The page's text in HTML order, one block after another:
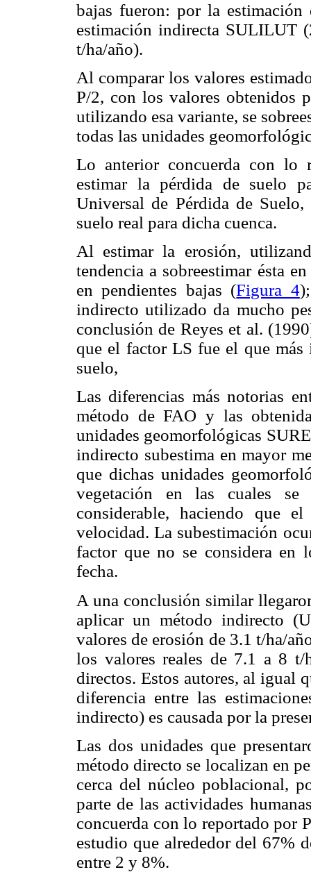
bajas fueron: por la
estimación indirecta
t/ha/año).
Al comparar los valores
P/2, con los valores obtenidos
utilizando esa variante, se
todas las unidades
Lo anterior concuerda con lo
estimar la pérdida de suelo
Universal de Pérdida de
suelo real para dicha cuenca.
Al estimar la erosión,
tendencia a sobreestimar ésta
en pendientes bajas (Figura 4
indirecto utilizado da mucho
conclusión de Reyes et al.
que el factor LS fue el que
suelo,
Las diferencias más notorias
método de FAO y las
unidades geomorfológicas
indirecto subestima en mayor
que dichas unidades
vegetación en las cuales se
considerable, haciendo que
velocidad. La subestimación
factor que no se considera en
fecha.
A una conclusión similar
aplicar un método indirecto
valores de erosión de 3.1 t/ha/
los valores reales de 7.1 a 8 t/
directos. Estos autores, al igual
diferencia entre las
indirecto) es causada por la
Las dos unidades que
método directo se localizan en
cerca del núcleo poblacional,
parte de las actividades
concuerda con lo reportado por
estudio que alrededor del 67%
entre 2 y 8%.